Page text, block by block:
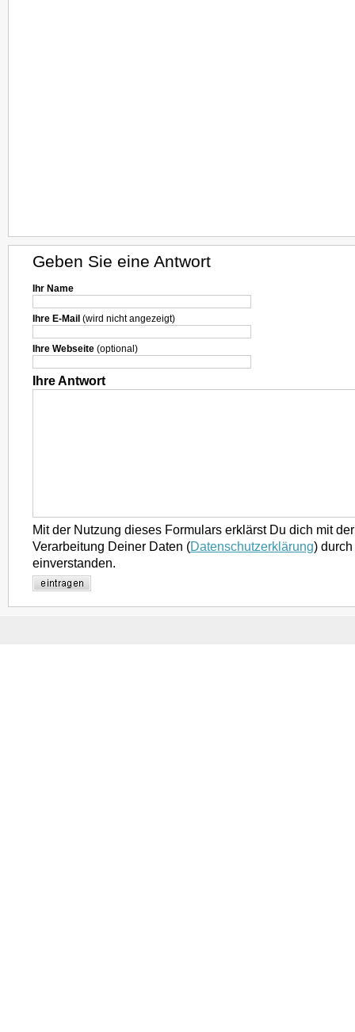
Geben Sie eine Antwort
Ihr Name
Ihre E-Mail (wird nicht angezeigt)
Ihre Webseite (optional)
Ihre Antwort
Mit der Nutzung dieses Formulars erklärst Du dich mit
Verarbeitung Deiner Daten (Datenschutzerklärung)
einverstanden.